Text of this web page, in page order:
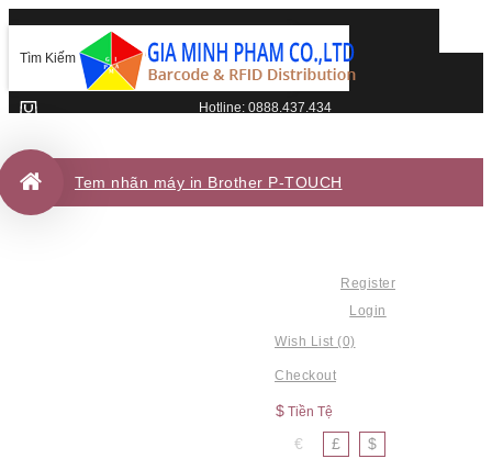
Hotline: 0888.437.434
Register
Login
Wish List (0)
Checkout
$ Tiền Tệ
€ £ $
Tem nhãn máy in Brother P-TOUCH